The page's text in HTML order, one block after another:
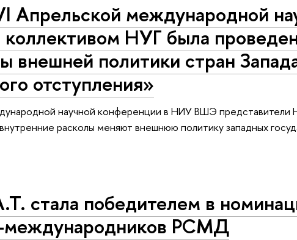
Апрельской международной
НУГ была
внешней политики стран
отступления»
научной конференции в НИУ ВШЭ представители
расколы меняют внешнюю политику западных
стала победителем в
международников РСМД